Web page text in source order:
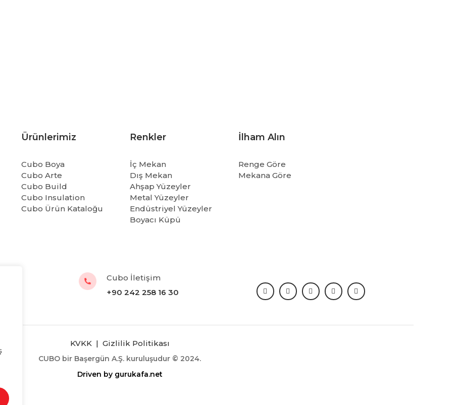
Ürünlerimiz
Cubo Boya
Cubo Arte
Cubo Build
Cubo Insulation
Cubo Ürün Kataloğu
Renkler
İç Mekan
Dış Mekan
Ahşap Yüzeyler
Metal Yüzeyler
Endüstriyel Yüzeyler
Boyacı Küpü
İlham Alın
Renge Göre
Mekana Göre
Cubo İletişim
+90 242 258 16 30
KVKK | Gizlilik Politikası
CUBO bir Başergün A.Ş. kuruluşudur © 2024.
Driven by gurukafa.net